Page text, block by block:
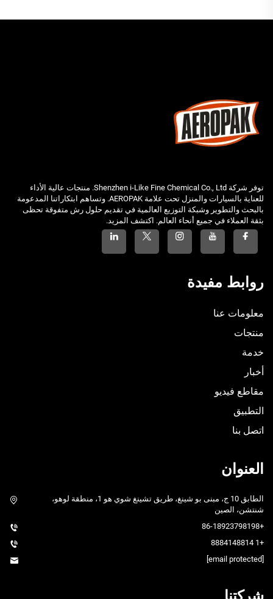
توفر شركة Shenzhen i-Like Fine Chemical Co., Ltd. منتجات عالية الأداء
للعناية بالسيارات والمنزل تحت علامة AEROPAK. وتساهم ابتكاراتنا المدعومة
بالبحث والتطوير وشبكة التوزيع العالمية في تقديم حلول رش متفوقة تحظى
بثقة العملاء في جميع أنحاء العالم. اكتشف المزيد.
روابط مفيدة
معلومات عنا
منتجات
خدمة
أخبار
مقاطع فيديو
التطبيق
اتصل بنا
العنوان
الطابق 10 ج، مبنى بو شينغ، طريق تشينغ شوي هو 1، منطقة لوهو،
شنتشن، الصين
+86-18923798198
+1 8884148814
شركتنا